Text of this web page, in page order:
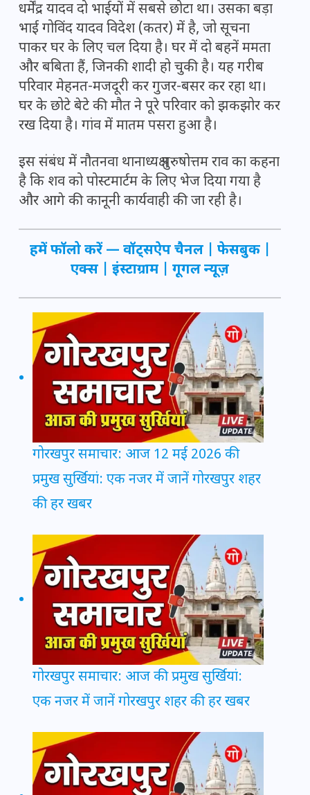
धर्मेंद्र यादव दो भाईयों में सबसे छोटा था। उसका बड़ा
भाई गोविंद यादव विदेश (कतर) में है, जो सूचना
पाकर घर के लिए चल दिया है। घर में दो बहनें ममता
और बबिता हैं, जिनकी शादी हो चुकी है। यह गरीब
परिवार मेहनत-मजदूरी कर गुजर-बसर कर रहा था।
घर के छोटे बेटे की मौत ने पूरे परिवार को झकझोर कर
रख दिया है। गांव में मातम पसरा हुआ है।
इस संबंध में नौतनवा थानाध्यक्ष पुरुषोत्तम राव का कहना
है कि शव को पोस्टमार्टम के लिए भेज दिया गया है
और आगे की कानूनी कार्यवाही की जा रही है।
हमें फॉलो करें — वॉट्सऐप चैनल फेसबुक
एक्स
इंस्टाग्राम गूगल न्यूज़
गोरखपुर समाचार: आज 12 मई 2026 की
प्रमुख सुर्खियां: एक नजर में जानें गोरखपुर शहर
की हर खबर
गोरखपुर समाचार: आज की प्रमुख सुर्खियां:
एक नजर में जानें गोरखपुर शहर की हर खबर